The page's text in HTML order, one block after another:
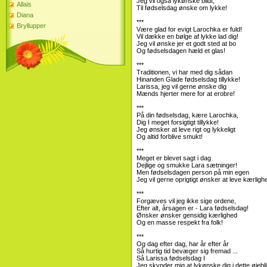
Allais
Diana
Bryllupper
Til fødselsdag ønske om lykke!
***
Være glad for evigt Larochka er fuld!
Vil dække en bølge af lykke lad dig!
Jeg vil ønske jer et godt sted at bo
Og fødselsdagen hæld et glas!
***
Traditionen, vi har med dig sådan
Hinanden Glade fødselsdag tillykke!
Larissa, jeg vil gerne ønske dig
Mænds hjerter mere for at erobre!
***
På din fødselsdag, kære Larochka,
Dig I meget forsigtigt tillykke!
Jeg ønsker at leve rigt og lykkeligt
Og altid forblive smukt!
***
Meget er blevet sagt i dag
Dejlige og smukke Lara sætninger!
Men fødselsdagen person på min egen
Jeg vil gerne oprigtigt ønsker at leve
***
Forgæves vil jeg ikke sige ordene,
Efter alt, årsagen er - Lara fødselsdag!
Ønsker ønsker gensidig kærlighed
Og en masse respekt fra folk!
***
Og dag efter dag, har år efter år
Så hurtig tid bevæger sig fremad ...
Så Larissa fødselsdag I
Jeg skynder mig at lykønske dig i dette